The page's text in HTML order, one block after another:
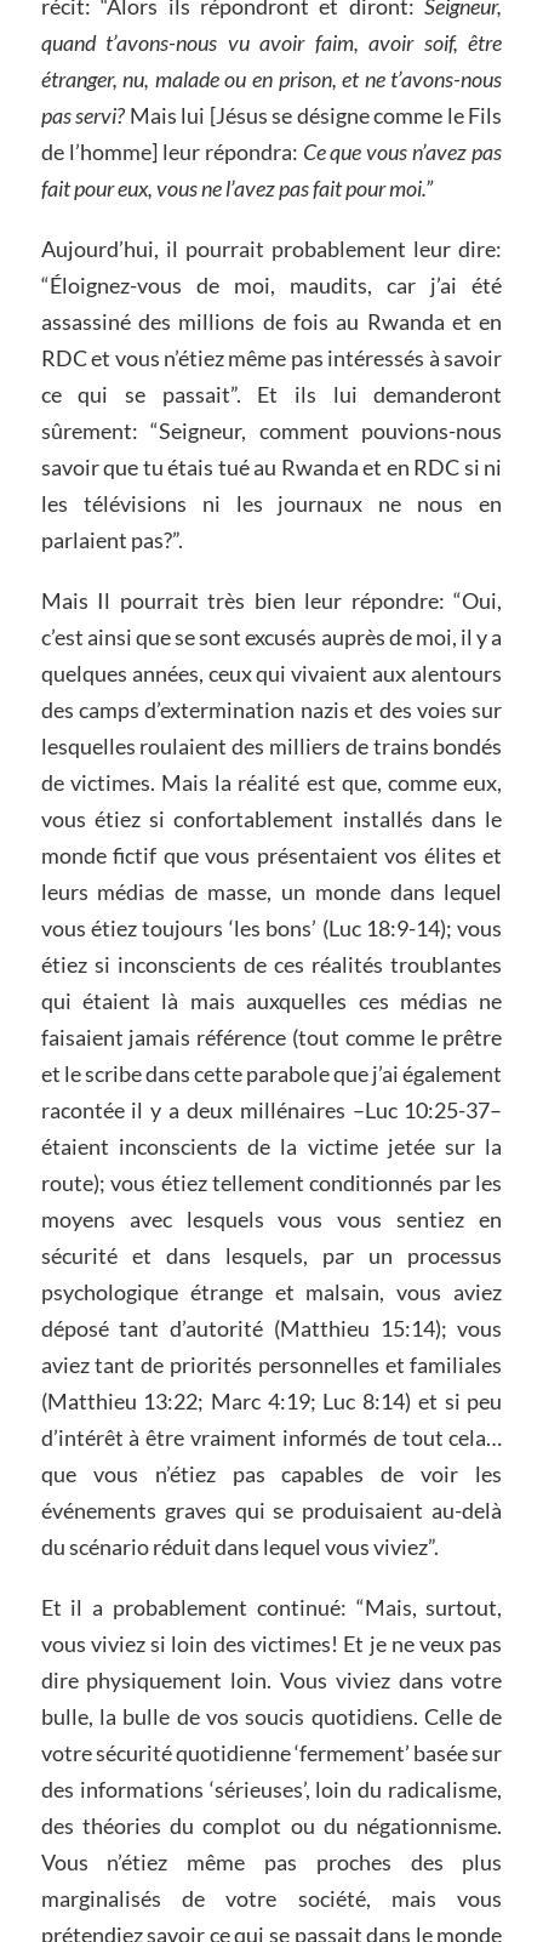
récit: “Alors ils répondront et diront:Seigneur,
quand t’avons-nous vu avoir faim, avoir soif, être
étranger, nu, malade ou en prison, et ne t’avons-nous
pas servi? Mais lui [Jésus se désigne comme le Fils
de l’homme] leur répondra: Ce que vous n’avez pas
fait pour eux, vous ne l’avez pas fait pour moi.”
Aujourd’hui, il pourrait probablement leur dire:
“Éloignez-vous de moi, maudits, car j’ai été
assassiné des millions de fois au Rwanda et en
RDC et vous n’étiez même pas intéressés à savoir
ce qui se passait”. Et ils lui demanderont
sûrement: “Seigneur, comment pouvions-nous
savoir que tu étais tué au Rwanda et en RDC si ni
les télévisions ni les journaux ne nous en
parlaient pas?”.
Mais Il pourrait très bien leur répondre: “Oui,
c’est ainsi que se sont excusés auprès de moi, il y a
quelques années, ceux qui vivaient aux alentours
des camps d’extermination nazis et des voies sur
lesquelles roulaient des milliers de trains bondés
de victimes. Mais la réalité est que, comme eux,
vous étiez si confortablement installés dans le
monde fictif que vous présentaient vos élites et
leurs médias de masse, un monde dans lequel
vous étiez toujours ‘les bons’ (Luc 18:9-14); vous
étiez si inconscients de ces réalités troublantes
qui étaient là mais auxquelles ces médias ne
faisaient jamais référence (tout comme le prêtre
et le scribe dans cette parabole que j’ai également
racontée il y a deux millénaires –Luc 10:25-37–
étaient inconscients de la victime jetée sur la
route); vous étiez tellement conditionnés par les
moyens avec lesquels vous vous sentiez en
sécurité et dans lesquels, par un processus
psychologique étrange et malsain, vous aviez
déposé tant d’autorité (Matthieu 15:14); vous
aviez tant de priorités personnelles et familiales
(Matthieu 13:22; Marc 4:19; Luc 8:14) et si peu
d’intérêt à être vraiment informés de tout cela…
que vous n’étiez pas capables de voir les
événements graves qui se produisaient au-delà
du scénario réduit dans lequel vous viviez”.
Et il a probablement continué: “Mais, surtout,
vous viviez si loin des victimes! Et je ne veux pas
dire physiquement loin. Vous viviez dans votre
bulle, la bulle de vos soucis quotidiens. Celle de
votre sécurité quotidienne ‘fermement’ basée sur
des informations ‘sérieuses’, loin du radicalisme,
des théories du complot ou du négationnisme.
Vous n’étiez même pas proches des plus
marginalisés de votre société, mais vous
prétendiez savoir ce qui se passait dans le monde